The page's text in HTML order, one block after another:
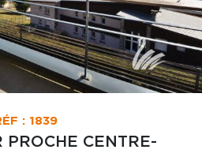
: 1839
PROCHE CENTRE-